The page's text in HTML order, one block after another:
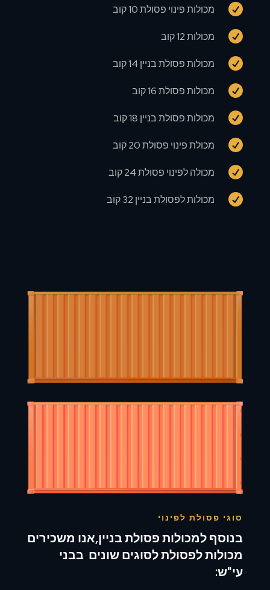
 מכולות פינוי פסולת 10 קוב
 מכולות 12 קוב
 מכולות פסולת בניין 14 קוב
 מכולות פסולת 16 קוב
 מכולות פסולת בניין 18 קוב
 מכולת פינוי פסולת 20 קוב
 מכולה לפינוי פסולת 24 קוב
 מכולות לפסולת בניין 32 קוב
סוגי פסולת לפינוי
בנוסף למכולות פסולת בניין,אנו משכירים
מכולות לפסולת לסוגים שונים בבני
עי"ש: